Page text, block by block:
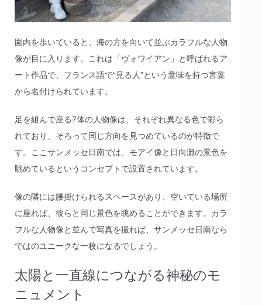
園内を歩いていると、海の方を向いて並ぶカラフルな人物
像が目に入ります。これは「ヴォワイアン」と呼ばれるア
ート作品で、フランス語で“見る人”という意味を持つ言葉
から名付けられています。
足を組んで座る7体の人物像は、それぞれ異なる色で彩ら
れており、そろって同じ方向を見つめているのが特徴で
す。ここサンメッセ日南では、モアイ像と日向灘の景色を
眺めているというコンセプトで設置されています。
像の隣には腰掛けられるスペースがあり、空いている場所
に座れば、彼らと同じ景色を眺めることができます。カラ
フルな人物像と並んで写真を撮れば、サンメッセ日南なら
ではのユニークな一枚になるでしょう。
太陽と一直線につながる神秘のモ
ニュメント